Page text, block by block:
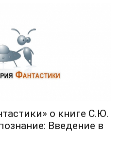
о книге С.Ю.
Введение в